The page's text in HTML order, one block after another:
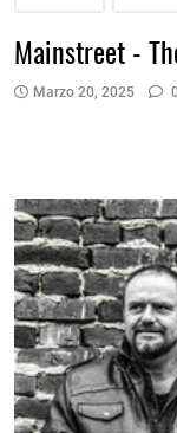
Mainstreet -
Marzo 20, 2025